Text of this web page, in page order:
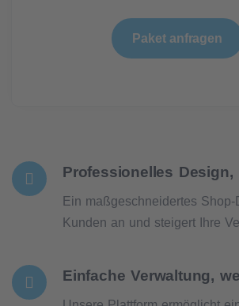
Paket anfragen
Professionelles Design,
Ein maßgeschneidertes
Kunden an und steigert Ihre
Einfache Verwaltung,